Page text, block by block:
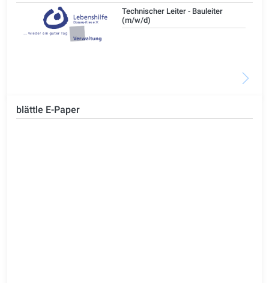
Technischer Leiter - Bauleiter
(m/w/d)
blättle E-Paper